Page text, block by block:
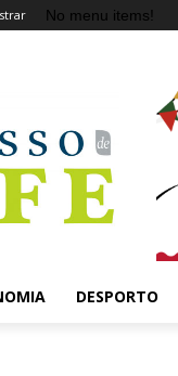
No menu items!
DESPORTO